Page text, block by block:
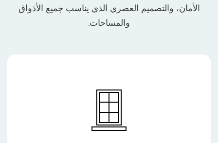
الأمان، والتصميم العصري الذي يناسب جميع الأذواق
والمساحات.